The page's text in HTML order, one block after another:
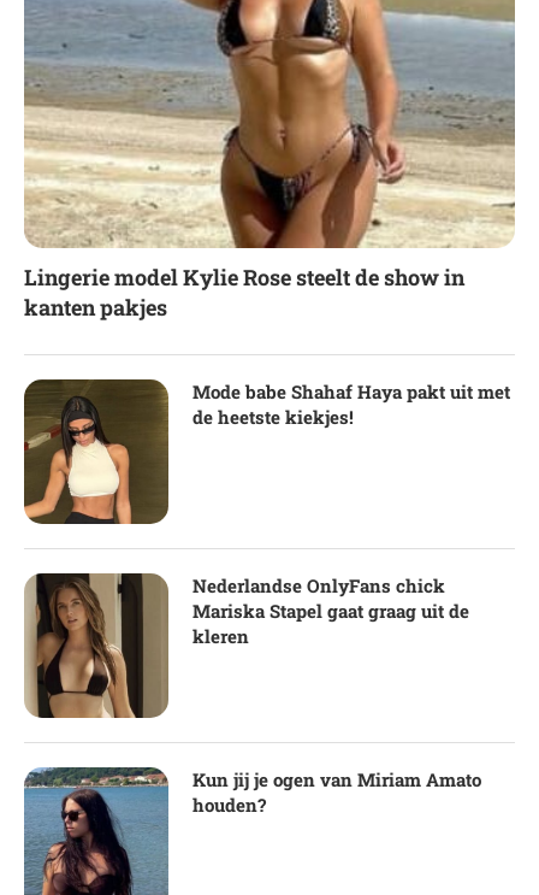
Lingerie model Kylie Rose steelt de show in
kanten pakjes
Mode babe Shahaf Haya pakt uit met
de heetste kiekjes!
Nederlandse OnlyFans chick
Mariska Stapel gaat graag uit de
kleren
Kun jij je ogen van Miriam Amato
houden?